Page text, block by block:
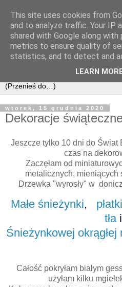
wtorek, 15 grudnia 2020
Dekoracje
Jeszcze tylko 10 dni do Świat
czas na
Zaczęłam od
metalicznych, mieniących
Drzewka "wyrosły" w
Małe śnieżynki, płatki
tłai
Śnieżynkowej okrągłej
Całość pokryłam białym
użyłam kilku
This site uses cookies from
and to analyze traffic. Your IP
shared with Google along
metrics to ensure quality of
statistics, and to detect and
LEARN